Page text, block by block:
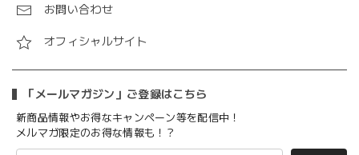
お問い合わせ
オフィシャルサイト
「メールマガジン」ご登録はこちら
新商品情報やお得なキャンペーン等を配信中！
メルマガ限定のお得な情報も！？